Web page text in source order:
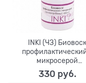
INKI (ЧЗ) Биовоск
микросерой
(противогрибковый
10мл
330 руб.